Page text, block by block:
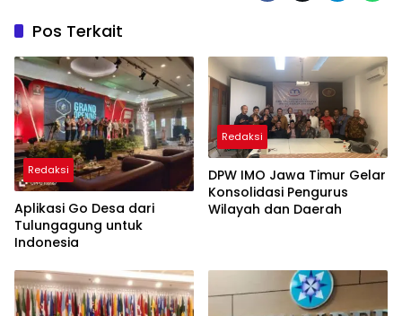
Pos Terkait
Redaksi
Aplikasi Go Desa dari
Tulungagung untuk
Indonesia
Redaksi
DPW IMO Jawa Timur Gelar
Konsolidasi Pengurus
Wilayah dan Daerah